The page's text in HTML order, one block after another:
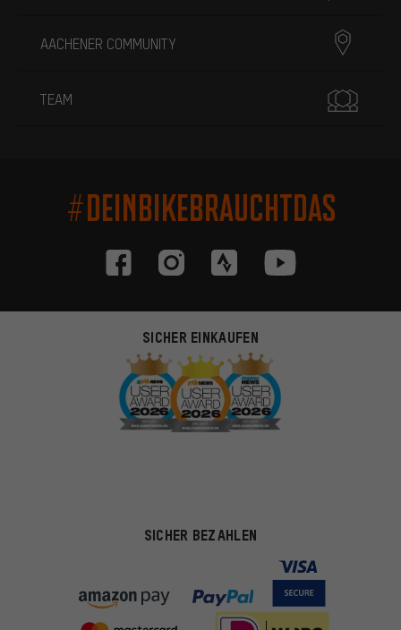
AACHENER COMMUNITY
TEAM
#DEINBIKEBRAUCHTDAS
SICHER EINKAUFEN
SICHER BEZAHLEN